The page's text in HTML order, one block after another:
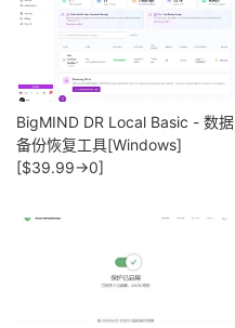
BigMIND DR Local Basic - 数据
备份恢复工具[Windows]
[$39.99→0]